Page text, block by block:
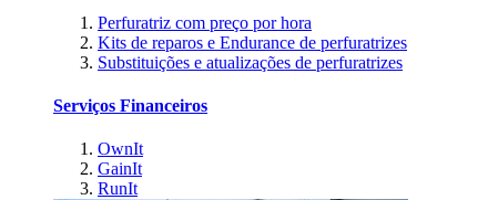
Perfuratriz com preço por hora
Kits de reparos e Endurance de perfuratrizes
Substituições e atualizações de perfuratrizes
Serviços Financeiros
OwnIt
GainIt
RunIt